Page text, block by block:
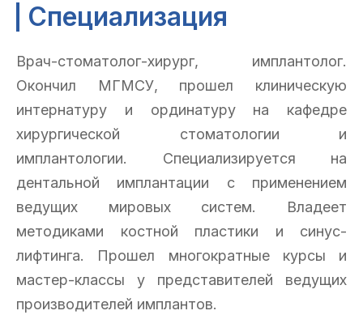
Специализация
Врач-стоматолог-хирург, имплантолог.
Окончил МГМСУ, прошел клиническую
интернатуру и ординатуру на кафедре
хирургической стоматологии и
имплантологии. Специализируется на
дентальной имплантации с применением
ведущих мировых систем. Владеет
методиками костной пластики и синус-
лифтинга. Прошел многократные курсы и
мастер-классы у представителей ведущих
производителей имплантов.